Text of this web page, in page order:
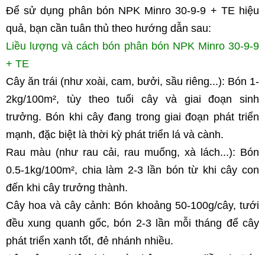
Để sử dụng phân bón NPK Minro 30-9-9 + TE hiệu
quả, bạn cần tuân thủ theo hướng dẫn sau:
Liều lượng và cách bón phân bón NPK Minro 30-9-9
+ TE
Cây ăn trái (như xoài, cam, bưởi, sầu riêng...): Bón 1-
2kg/100m², tùy theo tuổi cây và giai đoạn sinh
trưởng. Bón khi cây đang trong giai đoạn phát triển
mạnh, đặc biệt là thời kỳ phát triển lá và cành.
Rau màu (như rau cải, rau muống, xà lách...): Bón
0.5-1kg/100m², chia làm 2-3 lần bón từ khi cây con
đến khi cây trưởng thành.
Cây hoa và cây cảnh: Bón khoảng 50-100g/cây, tưới
đều xung quanh gốc, bón 2-3 lần mỗi tháng để cây
phát triển xanh tốt, đẻ nhánh nhiều.